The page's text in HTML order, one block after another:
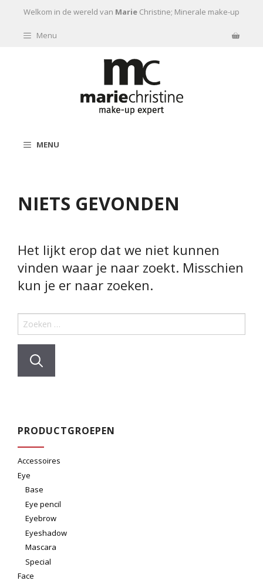
Ga naar de inhoud
Welkom in de wereld van Marie Christine; Minerale make-up
Menu
MENU
NIETS GEVONDEN
Het lijkt erop dat we niet kunnen
vinden waar je naar zoekt. Misschien
kun je er naar zoeken.
Zoek naar:
PRODUCTGROEPEN
Accessoires
Eye
Base
Eye pencil
Eyebrow
Eyeshadow
Mascara
Special
Face